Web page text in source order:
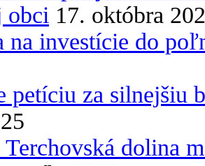
obci 17. októbra
na investície do
petíciu za silnejšiu
dolina